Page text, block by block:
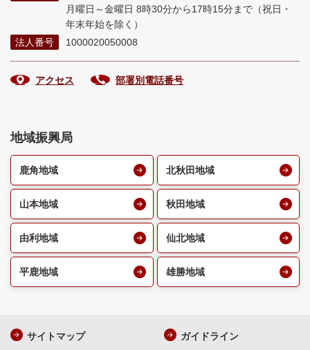
月曜日～金曜日 8時30分から17時15分まで （祝日・
年末年始を除く）
法人番号
1000020050008
アクセス 部署別電話番号
地域振興局
鹿角地域 北秋田地域
山本地域 秋田地域
由利地域 仙北地域
平鹿地域 雄勝地域
サイトマップ ガイドライン